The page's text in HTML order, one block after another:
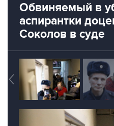
Обвиняемый в
аспирантки
Соколов в суде